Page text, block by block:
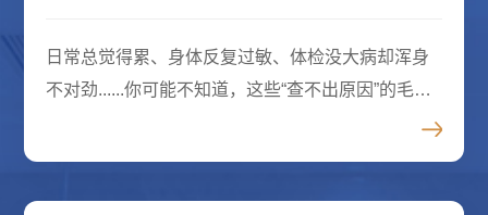
日常总觉得累、身体反复过敏、体检没大病却浑身
不对劲......你可能不知道，这些“查不出原因”的毛